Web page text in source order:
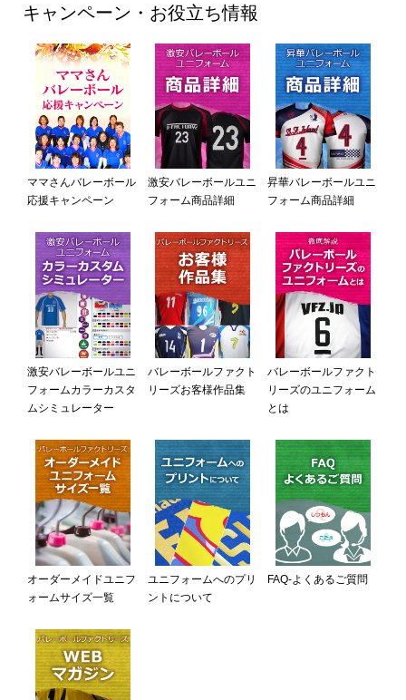
キャンペーン・お役立ち情報
ママさんバレーボール
応援キャンペーン
激安バレーボールユニ
フォーム商品詳細
昇華バレーボールユニ
フォーム商品詳細
激安バレーボールユニ
フォームカラーカスタ
ムシミュレーター
バレーボールファクト
リーズお客様作品集
バレーボールファクト
リーズのユニフォーム
とは
オーダーメイドユニフ
ォームサイズ一覧
ユニフォームへのプリ
ントについて
FAQ-よくあるご質問